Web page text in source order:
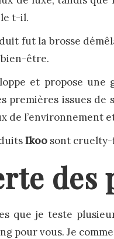
t-il.
fut la brosse
être.
et propose une
premières issues de
de l’environnement
Ikoo sont cruelty-
que je teste
pour vous. Je